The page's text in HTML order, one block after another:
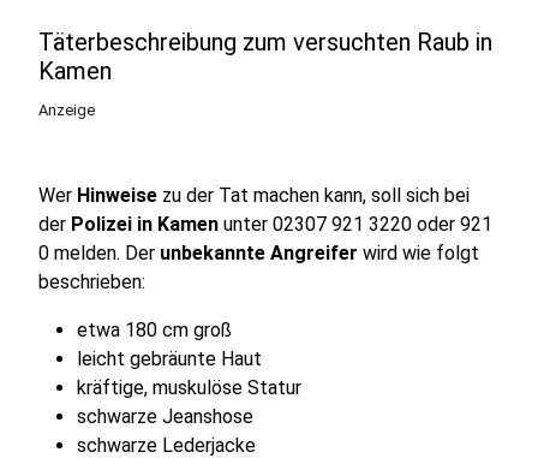
Täterbeschreibung zum versuchten Raub in
Kamen
Anzeige
Wer Hinweise zu der Tat machen kann, soll sich bei
der Polizei in Kamen unter 02307 921 3220 oder 921
0 melden. Der unbekannte Angreifer wird wie folgt
beschrieben:
etwa 180 cm groß
leicht gebräunte Haut
kräftige, muskulöse Statur
schwarze Jeanshose
schwarze Lederjacke